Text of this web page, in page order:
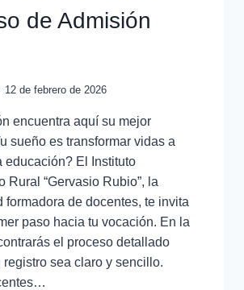
de Admisión
12 de febrero de 2026
encuentra aquí su mejor
sueño es transformar vidas a
educación? El Instituto
Rural “Gervasio Rubio”, la
formadora de docentes, te invita
paso hacia tu vocación. En la
el proceso detallado
registro sea claro y sencillo.